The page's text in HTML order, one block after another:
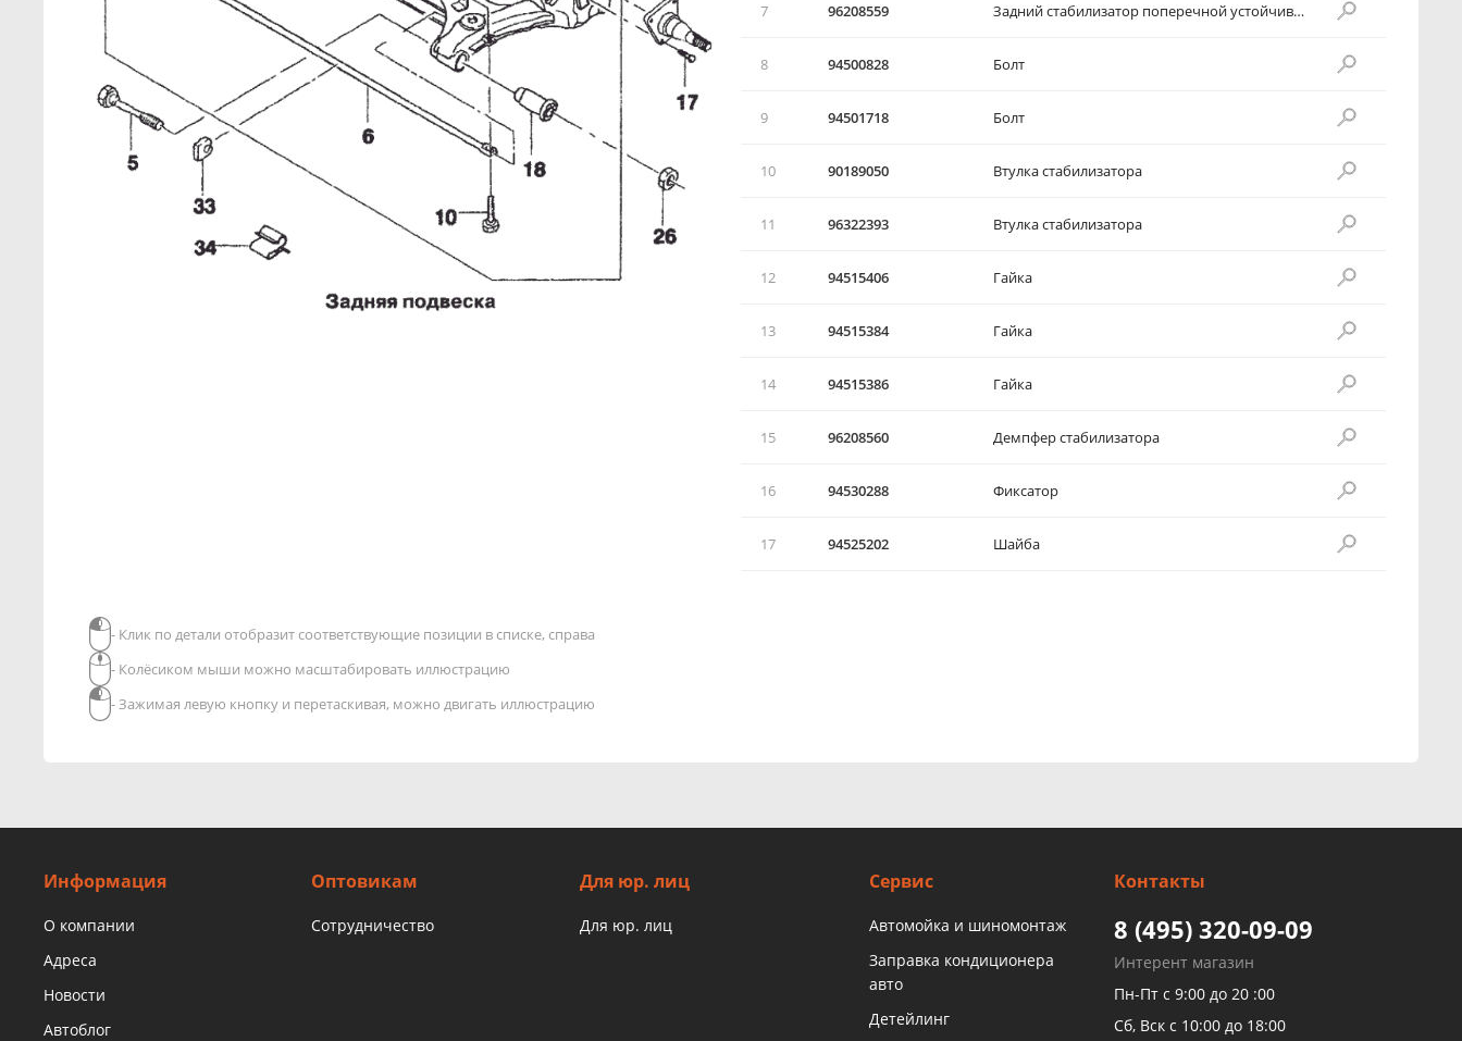
7 96208559 Задний стабилизатор поперечной устойчивости
8 94500828 Болт
9 94501718 Болт
10 90189050 Втулка стабилизатора
11 96322393 Втулка стабилизатора
12 94515406 Гайка
13 94515384 Гайка
14 94515386 Гайка
15 96208560 Демпфер стабилизатора
16 94530288 Фиксатор
17 94525202 Шайба
- Клик по детали отобразит соответствующие позиции в списке, справа
- Колёсиком мыши можно масштабировать иллюстрацию
- Зажимая левую кнопку и перетаскивая, можно двигать иллюстрацию
Информация
О компании
Адреса
Новости
Автоблог
Оптовикам
Сотрудничество
Для юр. лиц
Для юр. лиц
Сервис
Автомойка и шиномонтаж
Заправка кондиционера
авто
Детейлинг
Контакты
8 (495) 320-09-09
Интерент магазин
Пн-Пт с 9:00 до 20 :00
Сб, Вск с 10:00 до 18:00